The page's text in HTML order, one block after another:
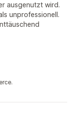
ausgenutzt wird.
unprofessionell.